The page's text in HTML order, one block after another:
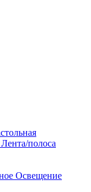
Лента/полоса
Освещение